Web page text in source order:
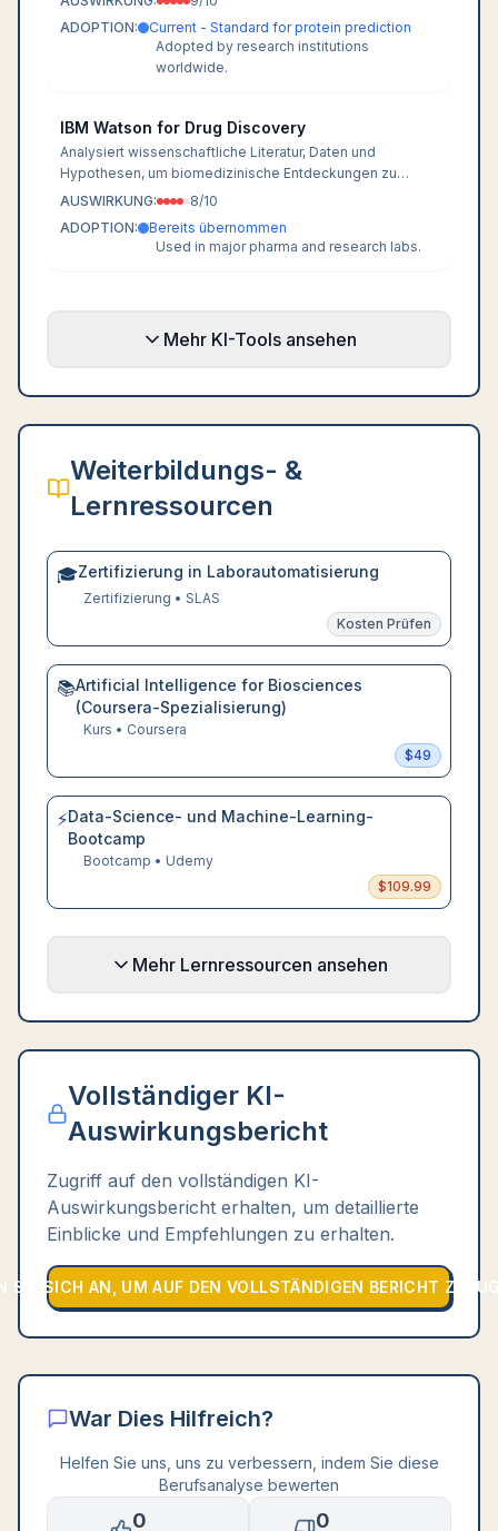
ADOPTION:
Current - Standard for protein prediction
Adopted by research institutions
worldwide.
IBM Watson for Drug Discovery
Analysiert wissenschaftliche Literatur, Daten und
Hypothesen, um biomedizinische Entdeckungen zu
beschleunigen.
AUSWIRKUNG: 8/10
ADOPTION:
Bereits übernommen
Used in major pharma and research labs.
Mehr KI-Tools ansehen
Weiterbildungs- &
Lernressourcen
🎓Zertifizierung in Laborautomatisierung
Zertifizierung • SLAS
Kosten Prüfen
📚Artificial Intelligence for Biosciences
(Coursera-Spezialisierung)
Kurs • Coursera
$49
⚡Data-Science- und Machine-Learning-
Bootcamp
Bootcamp • Udemy
$109.99
Mehr Lernressourcen ansehen
Vollständiger KI-
Auswirkungsbericht
Zugriff auf den vollständigen KI-
Auswirkungsbericht erhalten, um detaillierte
Einblicke und Empfehlungen zu erhalten.
SIE SICH AN, UM AUF DEN VOLLSTÄNDIGEN BERICHT
War Dies Hilfreich?
Helfen Sie uns, uns zu verbessern, indem Sie diese
Berufsanalyse bewerten
0 0